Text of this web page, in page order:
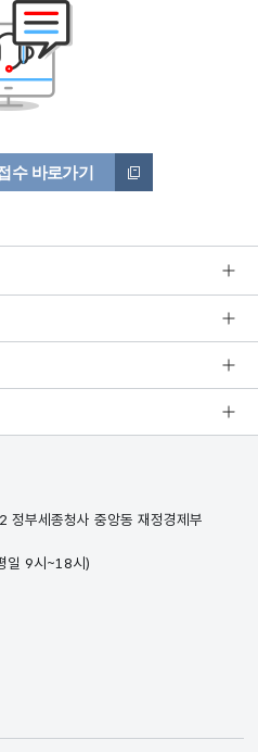
수 바로가기
부세종청사 중앙동 재정경제부
일 9시~18시)